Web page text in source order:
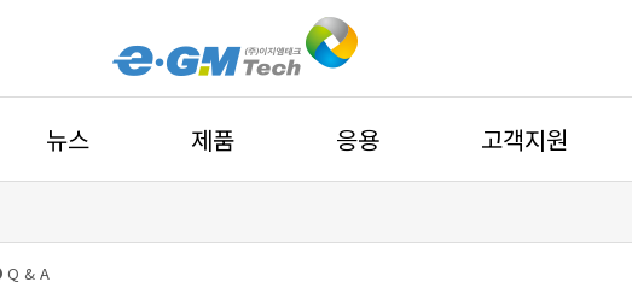
뉴스 제품 응용 고객지원
Q & A